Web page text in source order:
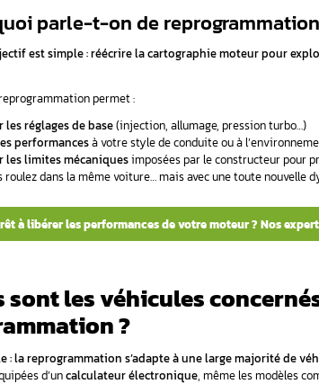
1. La
c’est exactement ?
La reprogrammation du
Concrètement, elle permet d’optimiser les
bénéficiez demeilleures performances ,plus
C’est une véritable transformation du
1.1. Quel est le rôle du
motorisation .
Il travaille en temps réel pour gérer avec
L’injection de carburant